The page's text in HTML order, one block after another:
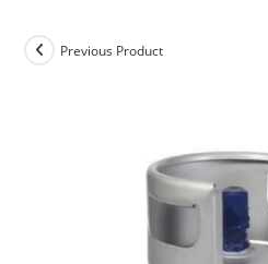
Previous Product